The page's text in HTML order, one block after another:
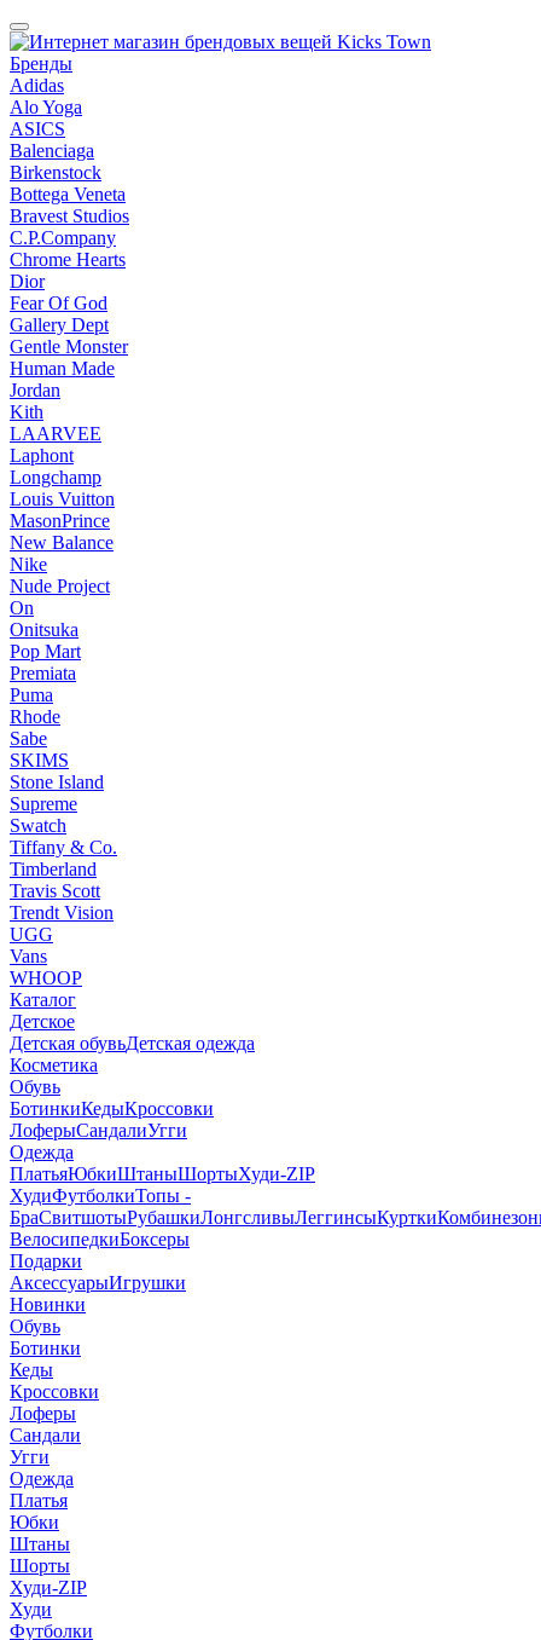
Бренды
Adidas
Alo Yoga
ASICS
Balenciaga
Birkenstock
Bottega Veneta
Bravest Studios
C.P.Company
Chrome Hearts
Dior
Fear Of God
Gallery Dept
Gentle Monster
Human Made
Jordan
Kith
LAARVEE
Laphont
Longchamp
Louis Vuitton
MasonPrince
New Balance
Nike
Nude Project
On
Onitsuka
Pop Mart
Premiata
Puma
Rhode
Sabe
SKIMS
Stone Island
Supreme
Swatch
Tiffany & Co.
Timberland
Travis Scott
Trendt Vision
UGG
Vans
WHOOP
Каталог
Детское
Детская обувьДетская одежда
Косметика
Обувь
БотинкиКедыКроссовки
ЛоферыСандалиУгги
Одежда
ПлатьяЮбкиШтаныШортыХуди-ZIP
ХудиФутболкиТопы -
БраСвитшотыРубашкиЛонгсливыЛеггинсыКуртки
ВелосипедкиБоксеры
Подарки
АксессуарыИгрушки
Новинки
Обувь
Ботинки
Кеды
Кроссовки
Лоферы
Сандали
Угги
Одежда
Платья
Юбки
Штаны
Шорты
Худи-ZIP
Худи
Футболки